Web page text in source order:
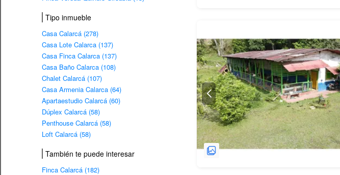
Tipo inmueble
Casa Calarcá (278)
Casa Lote Calarca (137)
Casa Finca Calarca (137)
Casa Baño Calarca (108)
Chalet Calarcá (107)
Casa Armenia Calarca (64)
Apartaestudio Calarcá (60)
Dúplex Calarcá (58)
Penthouse Calarcá (58)
Loft Calarcá (58)
También te puede interesar
Finca Calarcá (182)